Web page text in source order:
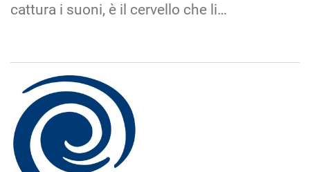
cattura i suoni, è il cervello che li…